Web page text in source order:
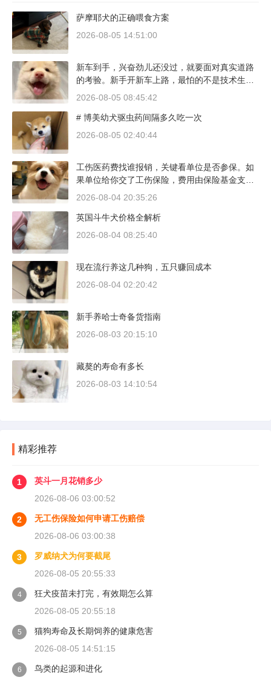
萨摩耶犬的正确喂食方案
2026-08-05 14:51:00
新车到手，兴奋劲儿还没过，就要面对真实道路
的考验。新手开新车上路，最怕的不是技术生
疏，而是对车况和路况的双重陌生。磨合期内，
不超过100公里，这不是老司机的保守，而是活
塞和气缸壁需要时间完成精细贴合。多数车型说
2026-08-05 08:45:42
# 博美幼犬驱虫药间隔多久吃一次
2026-08-05 02:40:44
工伤医药费找谁报销，关键看单位是否参保。如
果单位给你交了工伤保险，费用由保险基金支
付；要是单位没参保，那就由单位自己掏钱。很
又推给医保，两边扯皮耽误治疗。这篇就把这事
讲清楚。
2026-08-04 20:35:26
英国斗牛犬价格全解析
2026-08-04 08:25:40
现在流行养这几种狗，五只赚回成本
2026-08-04 02:20:42
新手养哈士奇备货指南
2026-08-03 20:15:10
藏獒的寿命有多长
2026-08-03 14:10:54
精彩推荐
1
英斗一月花销多少
2026-08-06 03:00:52
2
无工伤保险如何申请工伤赔偿
2026-08-06 03:00:38
3
罗威纳犬为何要截尾
2026-08-05 20:55:33
4
狂犬疫苗未打完，有效期怎么算
2026-08-05 20:55:18
5
猫狗寿命及长期饲养的健康危害
2026-08-05 14:51:15
6
鸟类的起源和进化